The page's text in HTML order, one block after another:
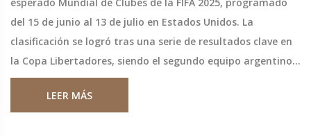
del 15 de junio al 13 de julio en Estados Unidos. La
clasificación se logró tras una serie de resultados clave en
la Copa Libertadores, siendo el segundo equipo argentino
en asegurar su lugar, después de River Plate. Este torneo
incluirá equipos de diversas confederaciones continentales.
LEER MÁS